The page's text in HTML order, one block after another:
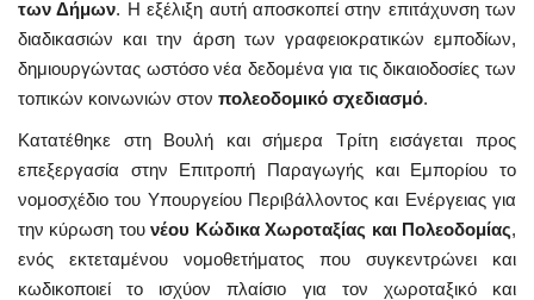
των Δήμων. Η εξέλιξη αυτή αποσκοπεί στην επιτάχυνση των
διαδικασιών και την άρση των γραφειοκρατικών εμποδίων,
δημιουργώντας ωστόσο νέα δεδομένα για τις δικαιοδοσίες των
τοπικών κοινωνιών στον πολεοδομικό σχεδιασμό.
Κατατέθηκε στη Βουλή και σήμερα Τρίτη εισάγεται προς
επεξεργασία στην Επιτροπή Παραγωγής και Εμπορίου το
νομοσχέδιο του Υπουργείου Περιβάλλοντος και Ενέργειας για
την κύρωση τουνέου Κώδικα Χωροταξίας και Πολεοδομίας,
ενός εκτεταμένου νομοθετήματος που συγκεντρώνει και
κωδικοποιεί το ισχύον πλαίσιο για τον χωροταξικό και